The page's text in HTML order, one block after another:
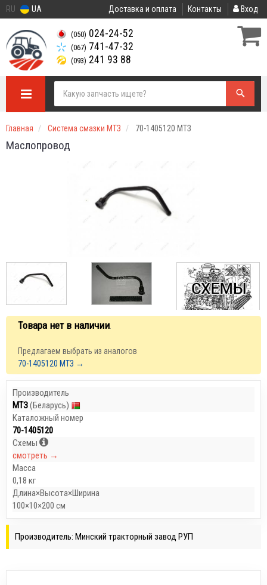
RU UA Доставка и оплата Контакты Вход
(050) 024-24-52
(067) 741-47-32
(093) 241 93 88
Главная Система смазки МТЗ 70-1405120 МТЗ
Маслопровод
Товара нет в наличии
Предлагаем выбрать из аналогов
70-1405120 МТЗ →
Производитель
МТЗ(Беларусь)
Каталожный номер
70-1405120
Схемы
смотреть →
Масса
0,18 кг
Длина×Высота×Ширина
100×10×200 см
Производитель: Минский тракторный завод РУП